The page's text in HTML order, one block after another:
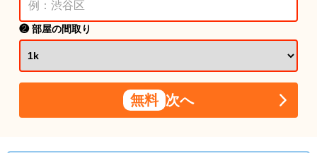
❷ 部屋の間取り
無料 次へ